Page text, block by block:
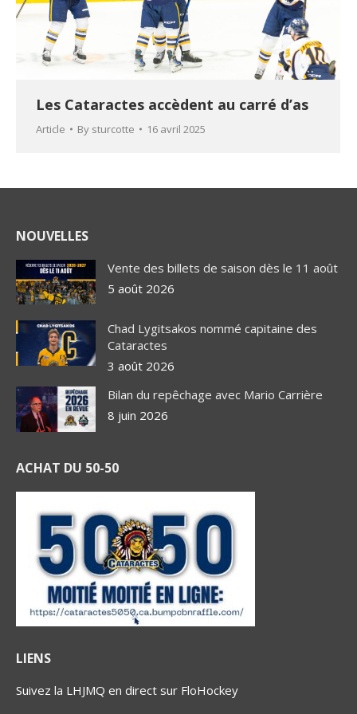
Les Cataractes accèdent au carré d’as
Article By sturcotte 16 avril 2025
NOUVELLES
Vente des billets de saison dès le 11 août
5 août 2026
Chad Lygitsakos nommé capitaine des
Cataractes
3 août 2026
Bilan du repêchage avec Mario Carrière
8 juin 2026
ACHAT DU 50-50
LIENS
Suivez la LHJMQ en direct sur FloHockey